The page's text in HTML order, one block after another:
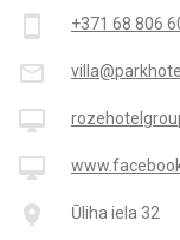
smartphone +371 68 806
mail_outline
desktop_mac
desktop_mac
place
Ūliha iela 32